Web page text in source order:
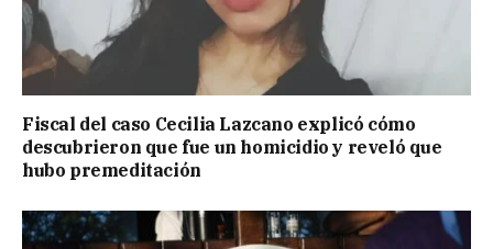
Fiscal del caso Cecilia Lazcano explicó cómo
descubrieron que fue un homicidio y reveló que
hubo premeditación